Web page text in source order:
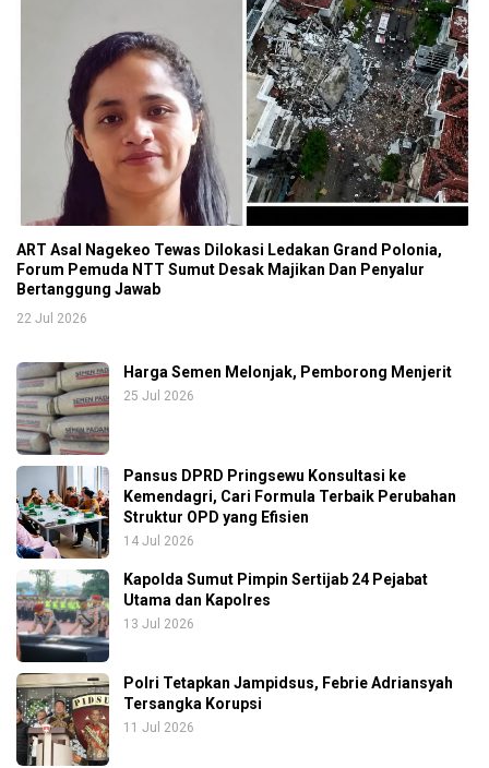
ART Asal Nagekeo Tewas Dilokasi Ledakan Grand Polonia,
Forum Pemuda NTT Sumut Desak Majikan Dan Penyalur
Bertanggung Jawab
22 Jul 2026
Harga Semen Melonjak, Pemborong Menjerit
25 Jul 2026
Pansus DPRD Pringsewu Konsultasi ke
Kemendagri, Cari Formula Terbaik Perubahan
Struktur OPD yang Efisien
14 Jul 2026
Kapolda Sumut Pimpin Sertijab 24 Pejabat
Utama dan Kapolres
13 Jul 2026
Polri Tetapkan Jampidsus, Febrie Adriansyah
Tersangka Korupsi
11 Jul 2026